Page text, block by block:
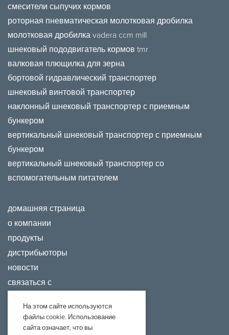
домашняя страница
о компании
продукты
дистрибьюторы
новости
связаться с
смесители сыпучих кормов
роторная пневматическая молотковая дробилка
молотковая дробилка vadera ccm mill
шнековый пододвигатель кормов tmr
валковая плющилка для зерна
бортовой гидравлический транспортер
шнековый винтовой транспортер
наклонный шнековый транспортер с приемным
бункером
вертикальный шнековый транспортер с приемным
бункером
вертикальный шнековый транспортер со
вспомогательным питателем
На этом сайте используются
файлы cookie. Использование
сайта означает, что вы